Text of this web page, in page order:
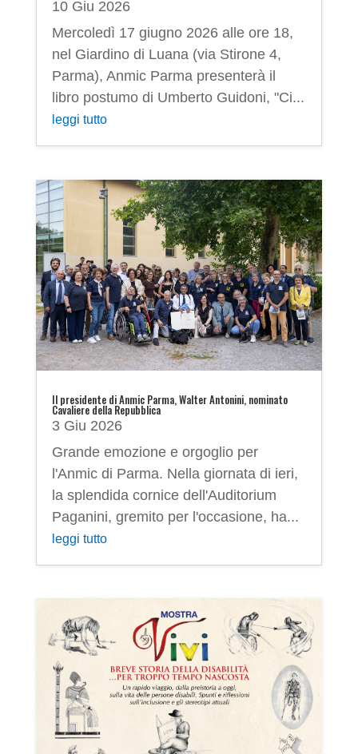
10 Giu 2026
Mercoledì 17 giugno 2026 alle ore 18,
nel Giardino di Luana (via Stirone 4,
Parma), Anmic Parma presenterà il
libro postumo di Umberto Guidoni, "Ci...
leggi tutto
Il presidente di Anmic Parma, Walter Antonini, nominato
Cavaliere della Repubblica
3 Giu 2026
Grande emozione e orgoglio per
l'Anmic di Parma. Nella giornata di ieri,
la splendida cornice dell'Auditorium
Paganini, gremito per l'occasione, ha...
leggi tutto